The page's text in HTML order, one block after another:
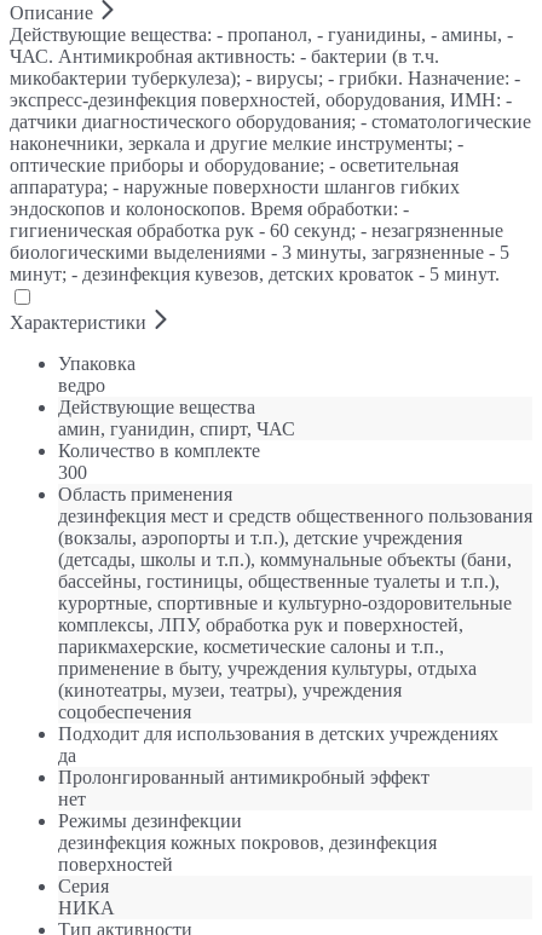
Описание
Действующие вещества: - пропанол, - гуанидины, - амины, -
ЧАС. Антимикробная активность: - бактерии (в т.ч.
микобактерии туберкулеза); - вирусы; - грибки. Назначение: -
экспресс-дезинфекция поверхностей, оборудования, ИМН: -
датчики диагностического оборудования; - стоматологические
наконечники, зеркала и другие мелкие инструменты; -
оптические приборы и оборудование; - осветительная
аппаратура; - наружные поверхности шлангов гибких
эндоскопов и колоноскопов. Время обработки: -
гигиеническая обработка рук - 60 секунд; - незагрязненные
биологическими выделениями - 3 минуты, загрязненные - 5
минут; - дезинфекция кувезов, детских кроваток - 5 минут.
Характеристики
Упаковка
ведро
Действующие вещества
амин, гуанидин, спирт, ЧАС
Количество в комплекте
300
Область применения
дезинфекция мест и средств общественного пользования
(вокзалы, аэропорты и т.п.), детские учреждения
(детсады, школы и т.п.), коммунальные объекты (бани,
бассейны, гостиницы, общественные туалеты и т.п.),
курортные, спортивные и культурно-оздоровительные
комплексы, ЛПУ, обработка рук и поверхностей,
парикмахерские, косметические салоны и т.п.,
применение в быту, учреждения культуры, отдыха
(кинотеатры, музеи, театры), учреждения
соцобеспечения
Подходит для использования в детских учреждениях
да
Пролонгированный антимикробный эффект
нет
Режимы дезинфекции
дезинфекция кожных покровов, дезинфекция
поверхностей
Серия
НИКА
Тип активности